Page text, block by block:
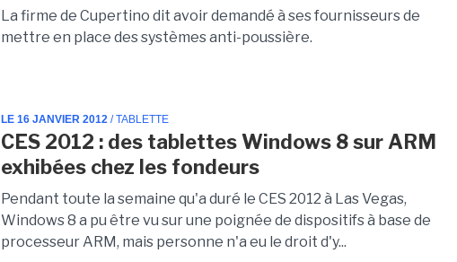
La firme de Cupertino dit avoir demandé à ses fournisseurs de
mettre en place des systèmes anti-poussière.
LE 16 JANVIER 2012 / TABLETTE
CES 2012 : des tablettes Windows 8 sur ARM
exhibées chez les fondeurs
Pendant toute la semaine qu'a duré le CES 2012 à Las Vegas,
Windows 8 a pu être vu sur une poignée de dispositifs à base de
processeur ARM, mais personne n'a eu le droit d'y...